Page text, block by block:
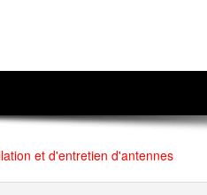
et d'entretien d'antennes